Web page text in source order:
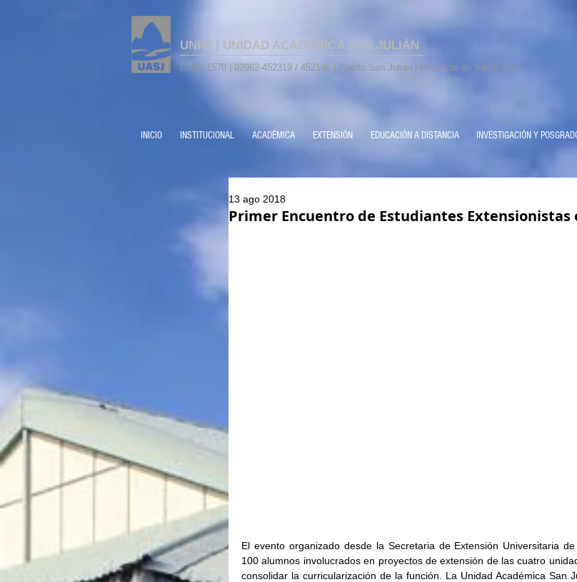
UNPA | UNIDAD ACADÉMICA SAN JULIÁN
Colón 1570 | 02962-452319 / 452186 | Puerto San Julián | Provincia de Santa Cruz
INICIO INSTITUCIONAL ACADÉMICA EXTENSIÓN EDUCACIÓN A DISTANCIA INVESTIGACIÓN Y
Primer Encuentro de Estudiantes Extensionistas
13 ago 2018
El evento organizado desde la Secretaria de Extensión Universitaria
100 alumnos involucrados en proyectos de extensión de las cuatro
consolidar la curricularización de la función. La Unidad Académica San